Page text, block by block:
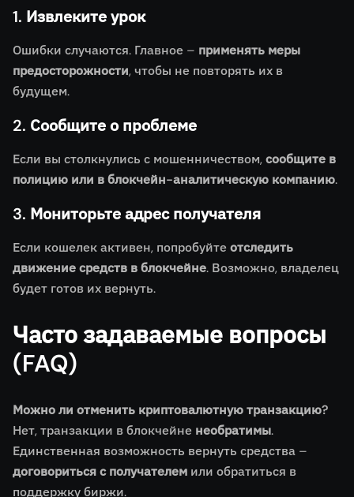
1. Извлеките урок
Ошибки случаются. Главное – применять меры
предосторожности, чтобы не повторять их в
будущем.
2. Сообщите о проблеме
Если вы столкнулись с мошенничеством,сообщите в
полицию или в блокчейн-аналитическую компанию.
3. Мониторьте адрес получателя
Если кошелек активен, попробуйтеотследить
движение средств в блокчейне. Возможно, владелец
будет готов их вернуть.
Часто задаваемые вопросы
(FAQ)
Можно ли отменить криптовалютную транзакцию?
Нет, транзакции в блокчейне необратимы.
Единственная возможность вернуть средства –
договориться с получателем или обратиться в
поддержку биржи.